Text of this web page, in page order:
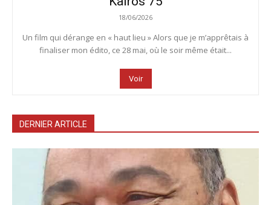
18/06/2026
Un film qui dérange en « haut lieu » Alors que je m’apprêtais à
finaliser mon édito, ce 28 mai, où le soir même était...
Voir
DERNIER ARTICLE